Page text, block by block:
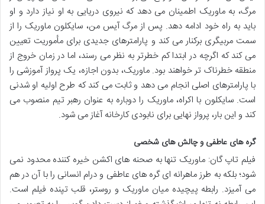
مرگ، به ماوریک اطمینان می دهد که نیروی دریایی به او نیاز دارد و او
باید به راه خود ادامه دهد. پس از مرگ آیس من، سایکلون ماوریک را از
سمت مربیگری برکنار می کند و پارامترهای جدیدی برای مأموریت تعیین
می کند که اگرچه در ابتدا کم خطرتر به نظر می رسند، اما در زمان خروج از
منطقه خطرناک تر خواهند بود. ماوریک، بدون اجازه، یک پرواز آموزشی را
با پارامترهای اصلی انجام می دهد و ثابت می کند که طرح اولیه او شدنی
است. سایکلون با اکراه، ماوریک را دوباره به عنوان رهبر تیم منصوب می
کند و این بار، پرواز نهایی برای نابودی کارخانه آغاز می شود.
گره های عاطفی و چالش های شخصی
فیلم تاپ گان: ماوریک تنها به صحنه های اکشن خیره کننده محدود نمی
شود؛ بلکه به طرز ماهرانه ای گره های عاطفی و درام انسانی را با آن در هم
می آمیزد. رابطه پیچیده میان ماوریک و روستر، قلب تپنده فیلم است.